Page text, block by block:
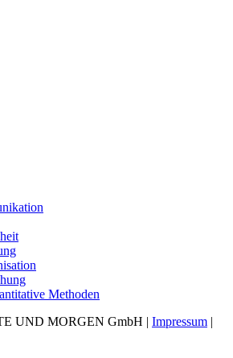
Methoden
UND MORGEN GmbH | Impressum |